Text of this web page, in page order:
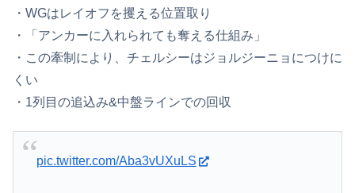
・WGはレイオフを攫える位置取り
・「アンカーに入れられても奪える仕組み」
・この牽制により、チェルシーはジョルジーニョにつけに
くい
・1列目の追込み&中盤ラインでの回収
pic.twitter.com/Aba3vUXuLS